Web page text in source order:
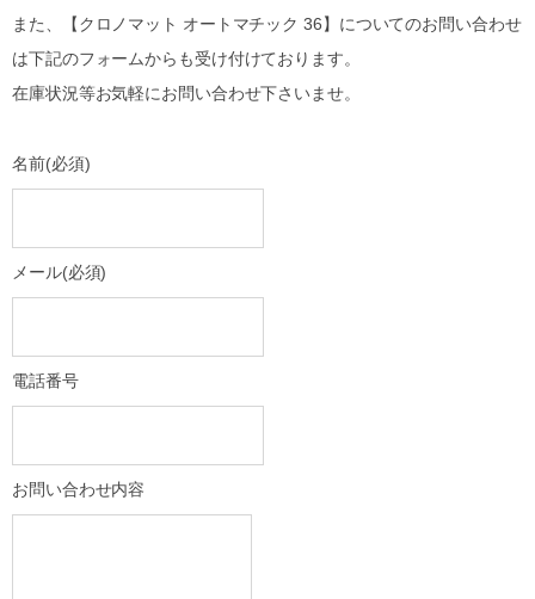
また、【クロノマット オートマチック 36】についてのお問い合わせ
は下記のフォームからも受け付けております。
在庫状況等お気軽にお問い合わせ下さいませ。
名前(必須)
メール(必須)
電話番号
お問い合わせ内容